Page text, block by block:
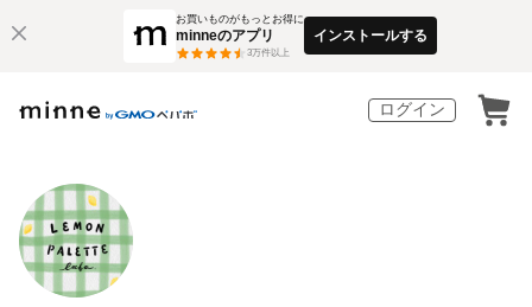
お買いものがもっとお得に
minneのアプリ
3万件以上
インストールする
ログイン